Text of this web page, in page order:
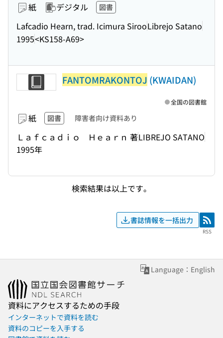
紙 デジタル 図書
Lafcadio Hearn, trad. Icimura SirooLibrejo Satano
1995<KS158-A69>
FANTOMRAKONTOJ (KWAIDAN)
紙 図書 障害者向け資料あり
Ｌａｆｃａｄｉｏ Ｈｅａｒｎ 著LIBREJO SATANO
1995年
全国の図書館
検索結果は以上です。
書誌情報を一括出力 RSS
RSS
Language：English
資料にアクセスするための手段
インターネットで資料を読む
資料のコピーを入手する